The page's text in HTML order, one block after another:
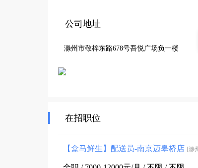
公司地址
滁州市敬梓东路678号吾悦广场负一楼
在招职位
【盒马鲜生】配送员-南京迈皋桥店 [滁